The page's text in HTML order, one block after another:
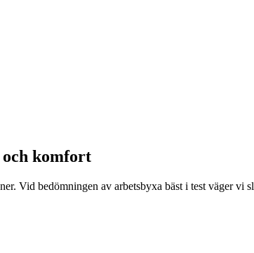
och komfort
Vid bedömningen av arbetsbyxa bäst i test väger